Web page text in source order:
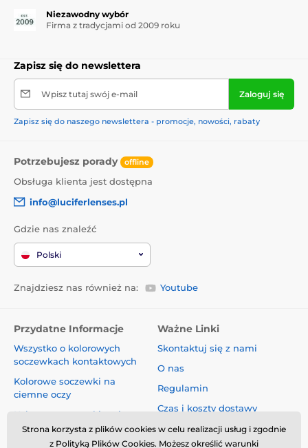
Niezawodny wybór
Firma z tradycjami od 2009 roku
Zapisz się do newslettera
Wpisz tutaj swój e-mail Zaloguj się
Zapisz się do naszego newslettera - promocje, nowości, rabaty
Potrzebujesz porady offline
Obsługa klienta jest dostępna
info@luciferlenses.pl
Gdzie nas znaleźć
Polski
Znajdziesz nas również na: Youtube
Przydatne Informacje
Wszystko o kolorowych
soczewkach kontaktowych
Kolorowe soczewki na
ciemne oczy
Kolorowe soczewki na jasne
oczy
Ważne Linki
Skontaktuj się z nami
O nas
Regulamin
Czas i koszty dostawy
Informacja o ochronie danych
osobowych
Strona korzysta z plików cookies w celu realizacji usług i zgodnie
z Polityką Plików Cookies. Możesz określić warunki